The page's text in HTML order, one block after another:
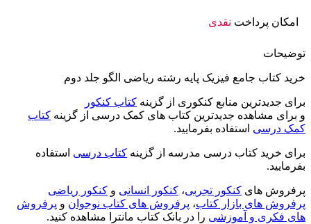
امکان پرداخت نقدی
توضیحات
خرید کتاب جامع فیزیک پایه رشته ریاضی الگو جلد دوم
برای جدیدترین منابع کنکوری از گزینه کتاب کنکور
و برای مشاهده جدیدترین کتاب های کمک درسی از گزینه کتاب
کمک درسی استفاده بفرمایید.
برای خرید کتاب درسی مدرسه از گزینه کتاب درسی استفاده
بفرمایید.
پرفروش های کنکور تجربی، کنکور انسانی و کنکور ریاضی
پرفروش های بازار کتاب، پرفروش های کتاب نوجوان و پرفروش
های فکری و آموزشی را در بانک کتاب مانترا مشاهده کنید.